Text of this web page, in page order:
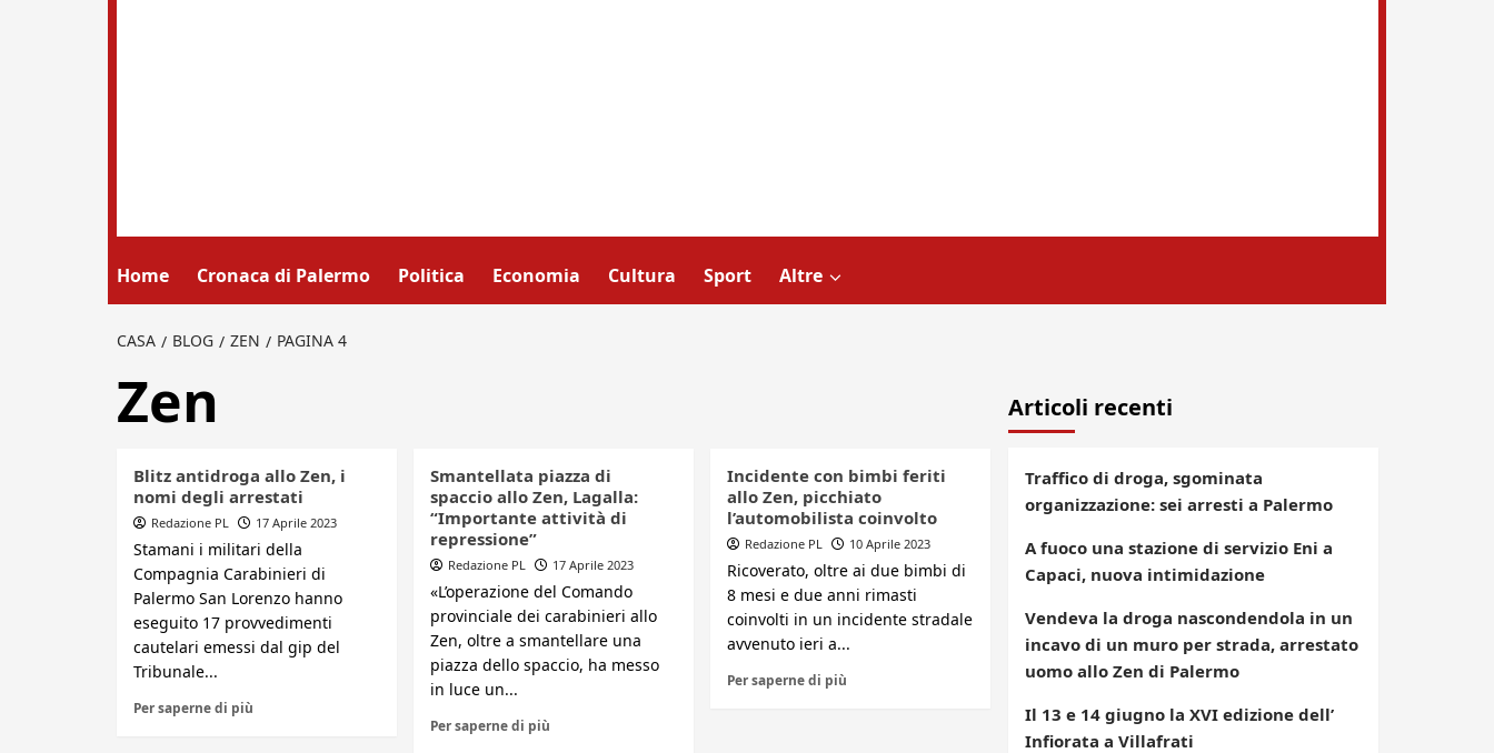
Home Cronaca di Palermo Politica Economia Cultura Sport Altre
CASA BLOG ZEN PAGINA 4
Zen
Blitz antidroga allo Zen, i
nomi degli arrestati
Redazione PL 17 Aprile 2023
Stamani i militari della
Compagnia Carabinieri di
Palermo San Lorenzo hanno
eseguito 17 provvedimenti
cautelari emessi dal gip del
Tribunale...
Per saperne di più
Smantellata piazza di
spaccio allo Zen, Lagalla:
“Importante attività di
repressione”
Redazione PL 17 Aprile 2023
«L’operazione del Comando
provinciale dei carabinieri allo
Zen, oltre a smantellare una
piazza dello spaccio, ha messo
in luce un...
Per saperne di più
Incidente con bimbi feriti
allo Zen, picchiato
l’automobilista coinvolto
Redazione PL 10 Aprile 2023
Ricoverato, oltre ai due bimbi di
8 mesi e due anni rimasti
coinvolti in un incidente stradale
avvenuto ieri a...
Per saperne di più
Articoli recenti
Traffico di droga, sgominata
organizzazione: sei arresti a Palermo
A fuoco una stazione di servizio Eni a
Capaci, nuova intimidazione
Vendeva la droga nascondendola in un
incavo di un muro per strada, arrestato
uomo allo Zen di Palermo
Il 13 e 14 giugno la XVI edizione dell’
Infiorata a Villafrati